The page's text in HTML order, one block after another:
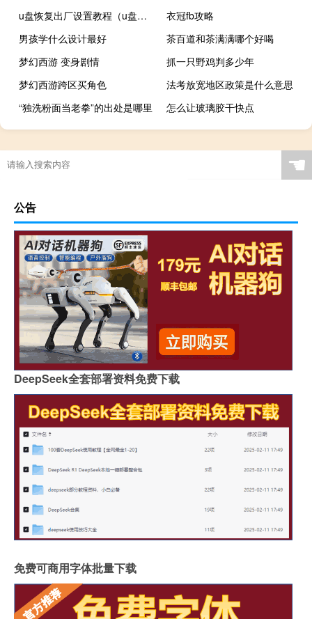
u盘恢复出厂设置教程（u盘恢复出厂设置）
衣冠fb攻略
男孩学什么设计最好
茶百道和茶满满哪个好喝
梦幻西游 变身剧情
抓一只野鸡判多少年
梦幻西游跨区买角色
法考放宽地区政策是什么意思
“独洗粉面当老拳”的出处是哪里
怎么让玻璃胶干快点
☚
公告
DeepSeek全套部署资料免费下载
免费可商用字体批量下载